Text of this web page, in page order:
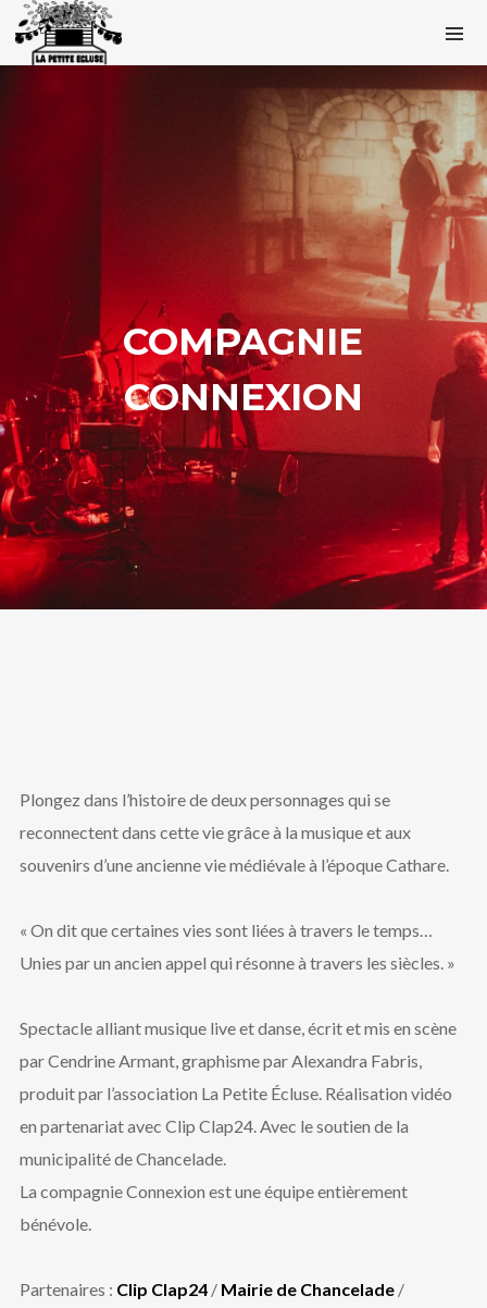
COMPAGNIE
CONNEXION
Plongez dans l’histoire de deux personnages qui se
reconnectent dans cette vie grâce à la musique et aux
souvenirs d’une ancienne vie médiévale à l’époque Cathare.
« On dit que certaines vies sont liées à travers le temps…
Unies par un ancien appel qui résonne à travers les siècles. »
Spectacle alliant musique live et danse, écrit et mis en scène
par Cendrine Armant, graphisme par Alexandra Fabris,
produit par l’association La Petite Écluse. Réalisation vidéo
en partenariat avec Clip Clap24. Avec le soutien de la
municipalité de Chancelade.
La compagnie Connexion est une équipe entièrement
bénévole.
Partenaires : Clip Clap24/ Mairie de Chancelade/